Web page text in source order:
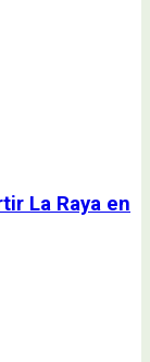
La Raya en